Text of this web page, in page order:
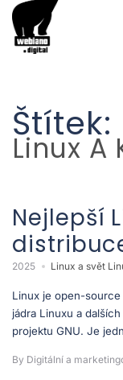
Štítek:
Linux A
Nejlepší
2025 Linux a svět
Linux je open-
jádra Linuxu a
projektu GNU. Je
By Digitální a